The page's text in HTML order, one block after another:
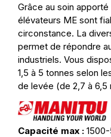
Grâce au soin
élévateurs ME sont
circonstance. La
permet de répondre
industriels. Vous
1,5 à 5 tonnes selon
de levée (de 2,7 à 6,5
Capacité max :